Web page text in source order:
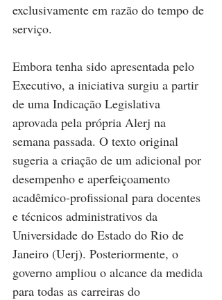
exclusivamente em razão do tempo de
serviço.
Embora tenha sido apresentada pelo
Executivo, a iniciativa surgiu a partir
de uma Indicação Legislativa
aprovada pela própria Alerj na
semana passada. O texto original
sugeria a criação de um adicional por
desempenho e aperfeiçoamento
acadêmico-profissional para docentes
e técnicos administrativos da
Universidade do Estado do Rio de
Janeiro (Uerj). Posteriormente, o
governo ampliou o alcance da medida
para todas as carreiras do